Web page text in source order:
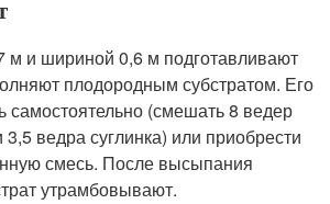
м и шириной 0,6 м подготавливают
плодородным субстратом. Его
самостоятельно (смешать 8 ведер
ведра суглинка) или приобрести
смесь. После высыпания
утрамбовывают.